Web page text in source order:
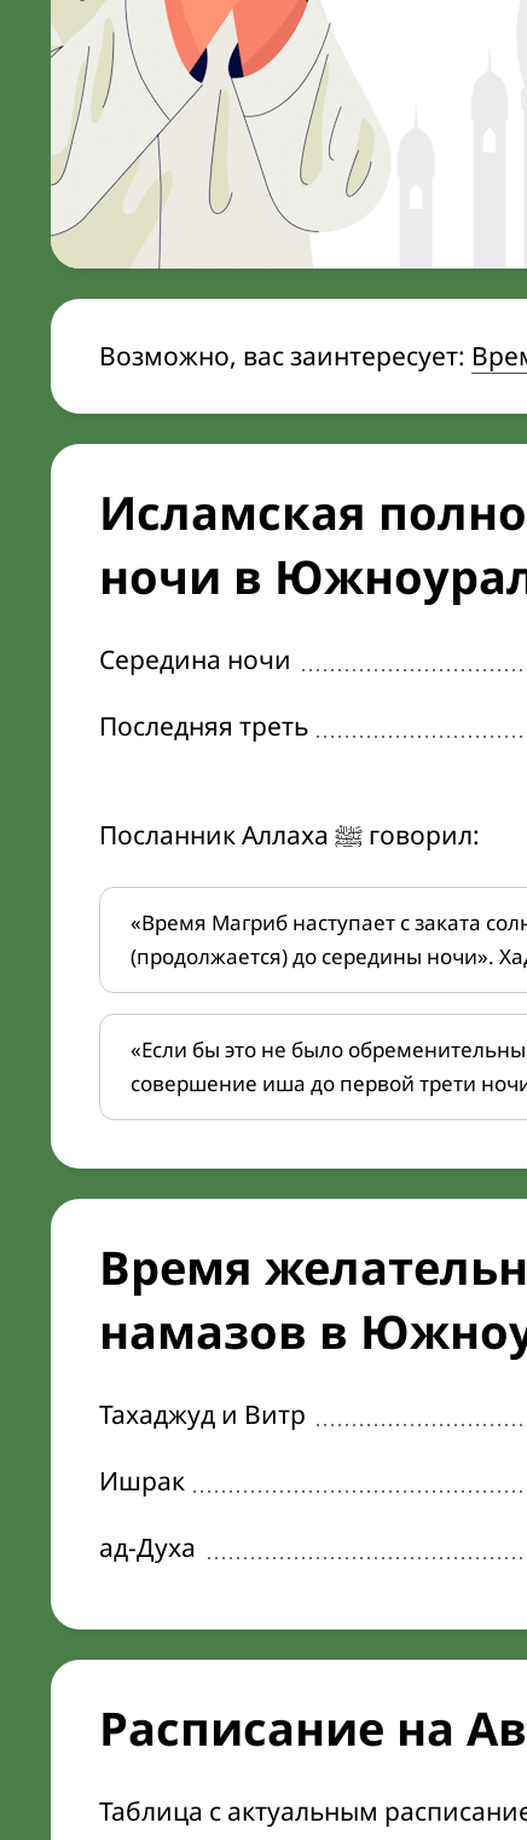
Возможно, вас заинтересует:
Исламская
ночи в
Середина ночи
Последняя треть
Посланник Аллаха ﷺ говорил:
«Время Магриб наступает с заката
(продолжается) до середины ночи».
«Если бы это не было
совершение иша до первой трети
Время
намазов в
Тахаджуд и Витр
Ишрак
ад-Духа
Расписание на
Таблица с актуальным